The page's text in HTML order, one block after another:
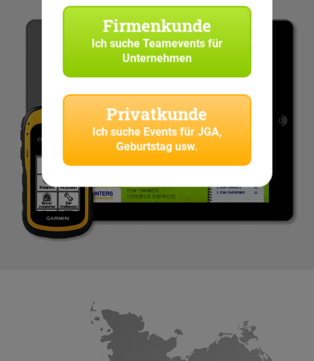
Firmenkunde
Ich sucheTeamevents für
Unternehmen
Privatkunde
Ich suche Events für JGA,
Geburtstag usw.